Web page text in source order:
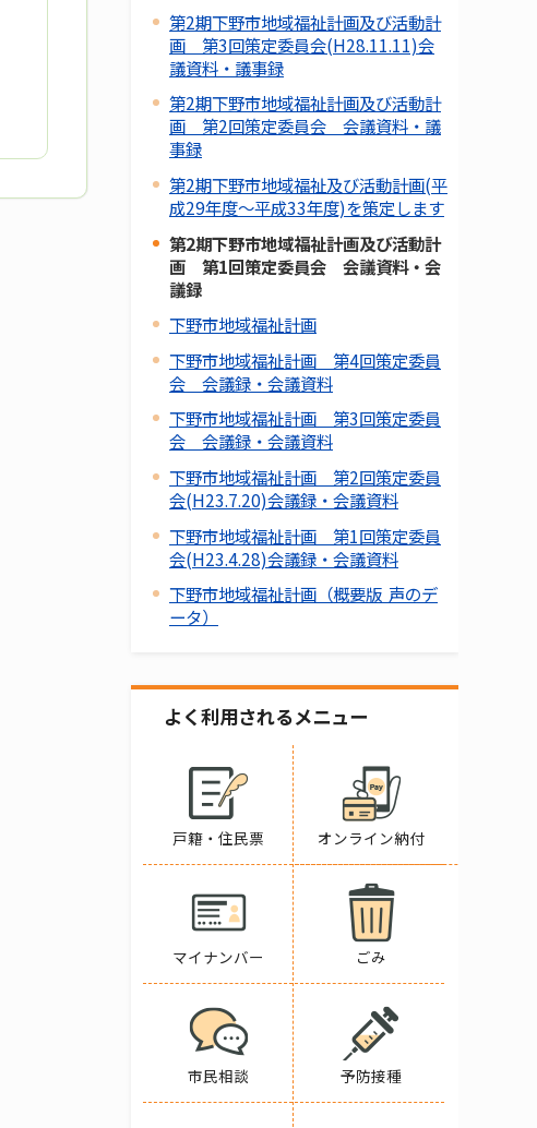
第2期下野市地域福祉計画及び活動計
画 第3回策定委員会(H28.11.11)会
議資料・議事録
第2期下野市地域福祉計画及び活動計
画 第2回策定委員会 会議資料・議
事録
第2期下野市地域福祉及び活動計画(平
成29年度～平成33年度)を策定します
第2期下野市地域福祉計画及び活動計
画 第1回策定委員会 会議資料・会
議録
下野市地域福祉計画
下野市地域福祉計画 第4回策定委員
会 会議録・会議資料
下野市地域福祉計画 第3回策定委員
会 会議録・会議資料
下野市地域福祉計画 第2回策定委員
会(H23.7.20)会議録・会議資料
下野市地域福祉計画 第1回策定委員
会(H23.4.28)会議録・会議資料
下野市地域福祉計画（概要版 声のデ
ータ）
よく利用されるメニュー
戸籍・住民票 オンライン納付
マイナンバー ごみ
市民相談 予防接種